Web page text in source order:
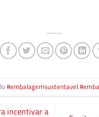
#embalagemsustentavel,
incentivar a